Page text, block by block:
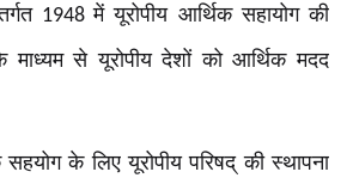
1948में यूरोपीय आर्थिक सहायोग की
माध्यम से यूरोपीय देशों को आर्थिक मदद
के लिए यूरोपीय परिषद् की स्थापना